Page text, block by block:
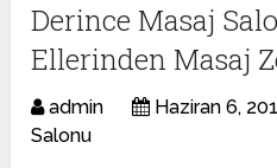
Derince Masaj
Ellerinden Masaj
admin Haziran 6,
Salonu